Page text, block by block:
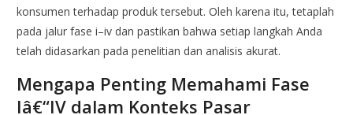
konsumen terhadap produk tersebut. Oleh karena itu, tetaplah
pada jalur fase i–iv dan pastikan bahwa setiap langkah Anda
telah didasarkan pada penelitian dan analisis akurat.
Mengapa Penting Memahami Fase
Iâ€“IV dalam Konteks Pasar